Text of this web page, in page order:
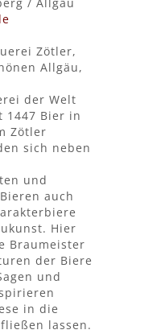
Zötler,
Allgäu,
der Welt
1447 Bier in
Zötler
sich neben
und
auch
Hier
Braumeister
der Biere
und
in die
lassen.